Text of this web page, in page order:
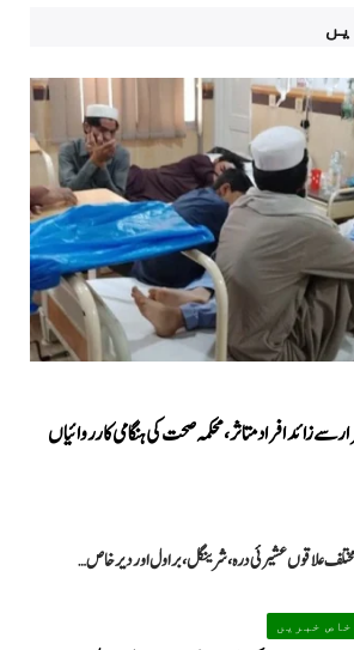
میں ہیضے کی وباء، 3 ہزار سے زائد افراد متاثر، محکمہ صحت کی ہنگامی کارروائیاں
مختلف علاقوں عشیرئی درہ، شرینگل، براول اور دیر خاص…
خاص خبریں